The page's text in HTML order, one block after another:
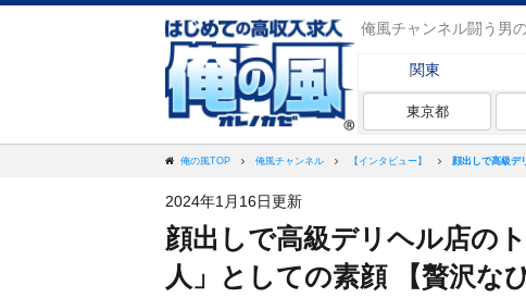
俺風チャンネル闘う男
関東
東京都
俺の風TOP 俺風チャンネル 【インタビュー】 顔出しで高級デ
2024年1月16日更新
顔出しで高級デリヘル店の
人」としての素顔 【贅沢な